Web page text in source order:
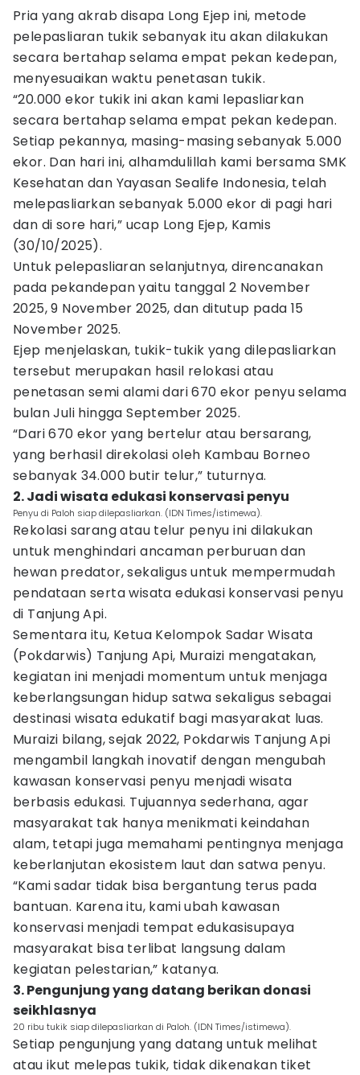
Pria yang akrab disapa Long Ejep ini, metode
pelepasliaran tukik sebanyak itu akan dilakukan
secara bertahap selama empat pekan kedepan,
menyesuaikan waktu penetasan tukik.
“20.000 ekor tukik ini akan kami lepasliarkan
secara bertahap selama empat pekan kedepan.
Setiap pekannya, masing-masing sebanyak 5.000
ekor. Dan hari ini, alhamdulillah kami bersama SMK
Kesehatan dan Yayasan Sealife Indonesia, telah
melepasliarkan sebanyak 5.000 ekor di pagi hari
dan di sore hari,” ucap Long Ejep, Kamis
(30/10/2025).
Untuk pelepasliaran selanjutnya, direncanakan
pada pekandepan yaitu tanggal 2 November
2025, 9 November 2025, dan ditutup pada 15
November 2025.
Ejep menjelaskan, tukik-tukik yang dilepasliarkan
tersebut merupakan hasil relokasi atau
penetasan semi alami dari 670 ekor penyu selama
bulan Juli hingga September 2025.
“Dari 670 ekor yang bertelur atau bersarang,
yang berhasil direkolasi oleh Kambau Borneo
sebanyak 34.000 butir telur,” tuturnya.
2. Jadi wisata edukasi konservasi penyu
Penyu di Paloh siap dilepasliarkan. (IDN Times/istimewa).
Rekolasi sarang atau telur penyu ini dilakukan
untuk menghindari ancaman perburuan dan
hewan predator, sekaligus untuk mempermudah
pendataan serta wisata edukasi konservasi penyu
di Tanjung Api.
Sementara itu, Ketua Kelompok Sadar Wisata
(Pokdarwis) Tanjung Api, Muraizi mengatakan,
kegiatan ini menjadi momentum untuk menjaga
keberlangsungan hidup satwa sekaligus sebagai
destinasi wisata edukatif bagi masyarakat luas.
Muraizi bilang, sejak 2022, Pokdarwis Tanjung Api
mengambil langkah inovatif dengan mengubah
kawasan konservasi penyu menjadi wisata
berbasis edukasi. Tujuannya sederhana, agar
masyarakat tak hanya menikmati keindahan
alam, tetapi juga memahami pentingnya menjaga
keberlanjutan ekosistem laut dan satwa penyu.
“Kami sadar tidak bisa bergantung terus pada
bantuan. Karena itu, kami ubah kawasan
konservasi menjadi tempat edukasisupaya
masyarakat bisa terlibat langsung dalam
kegiatan pelestarian,” katanya.
3. Pengunjung yang datang berikan donasi
seikhlasnya
20 ribu tukik siap dilepasliarkan di Paloh. (IDN Times/istimewa).
Setiap pengunjung yang datang untuk melihat
atau ikut melepas tukik, tidak dikenakan tiket